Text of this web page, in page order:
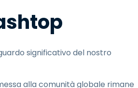
significativo del nostro
alla comunità globale rimane